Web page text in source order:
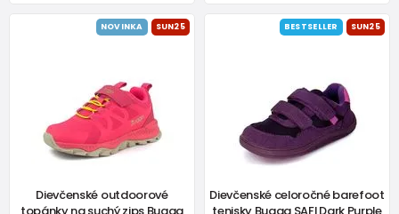
NOVINKA SUN25
Dievčenské outdoorové
topánky na suchý zips Bugga
BESTSELLER SUN25
Dievčenské celoročné barefoot
tenisky Bugga SAFI Dark Purple